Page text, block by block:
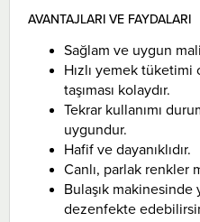
AVANTAJLARI VE FAYDALARI
Sağlam ve uygun
Hızlı yemek
taşıması kolaydır.
Tekrar kullanımı
uygundur.
Hafif ve dayanıklıdır.
Canlı, parlak renkler
Bulaşık makinesinde
dezenfekte